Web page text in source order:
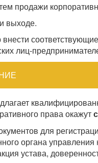
продажи
выходе.
лиц-
права окажут
для
органа
устава,